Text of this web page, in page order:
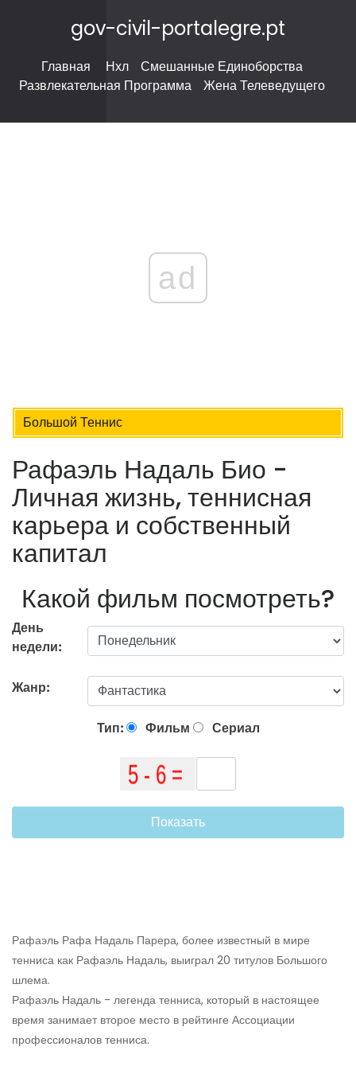
gov-civil-portalegre.pt
Главная Нхл
Смешанные Единоборства
Развлекательная Программа
Жена Телеведущего
ad
Большой Теннис
Рафаэль Надаль Био -
Личная жизнь, теннисная
карьера и собственный
капитал
Какой фильм посмотреть?
День
недели:
Жанр:
Тип: Фильм Сериал
Показать
Рафаэль Рафа Надаль Парера, более известный в мире
тенниса как Рафаэль Надаль, выиграл 20 титулов Большого
шлема.
Рафаэль Надаль - легенда тенниса, который в настоящее
время занимает второе место в рейтинге Ассоциации
профессионалов тенниса.